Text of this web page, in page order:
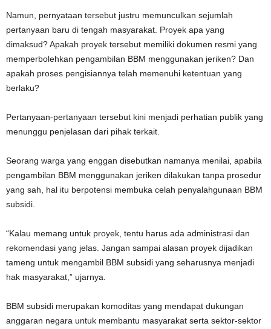
Namun, pernyataan tersebut justru memunculkan sejumlah
pertanyaan baru di tengah masyarakat. Proyek apa yang
dimaksud? Apakah proyek tersebut memiliki dokumen resmi yang
memperbolehkan pengambilan BBM menggunakan jeriken? Dan
apakah proses pengisiannya telah memenuhi ketentuan yang
berlaku?
Pertanyaan-pertanyaan tersebut kini menjadi perhatian publik yang
menunggu penjelasan dari pihak terkait.
Seorang warga yang enggan disebutkan namanya menilai, apabila
pengambilan BBM menggunakan jeriken dilakukan tanpa prosedur
yang sah, hal itu berpotensi membuka celah penyalahgunaan BBM
subsidi.
“Kalau memang untuk proyek, tentu harus ada administrasi dan
rekomendasi yang jelas. Jangan sampai alasan proyek dijadikan
tameng untuk mengambil BBM subsidi yang seharusnya menjadi
hak masyarakat,” ujarnya.
BBM subsidi merupakan komoditas yang mendapat dukungan
anggaran negara untuk membantu masyarakat serta sektor-sektor